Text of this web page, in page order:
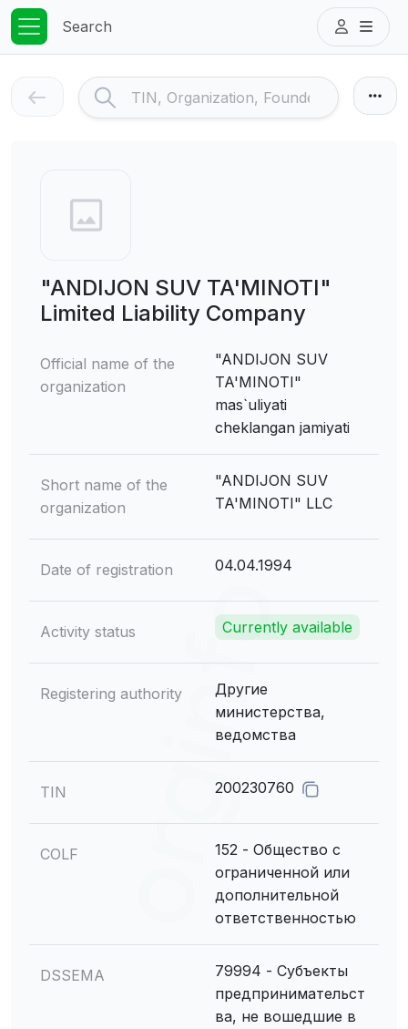
Search
"ANDIJON SUV TA'MINOTI"
Limited Liability Company
Official name of the
organization
"ANDIJON SUV
TA'MINOTI"
mas`uliyati
cheklangan jamiyati
Short name of the
organization
"ANDIJON SUV
TA'MINOTI" LLC
Date of registration 04.04.1994
Activity status Currently available
Registering authority
Другие
министерства,
ведомства
TIN 200230760
COLF
152 - Общество с
ограниченной или
дополнительной
ответственностью
DSSEMA
79994 - Субъекты
предпринимательст
ва, не вошедшие в